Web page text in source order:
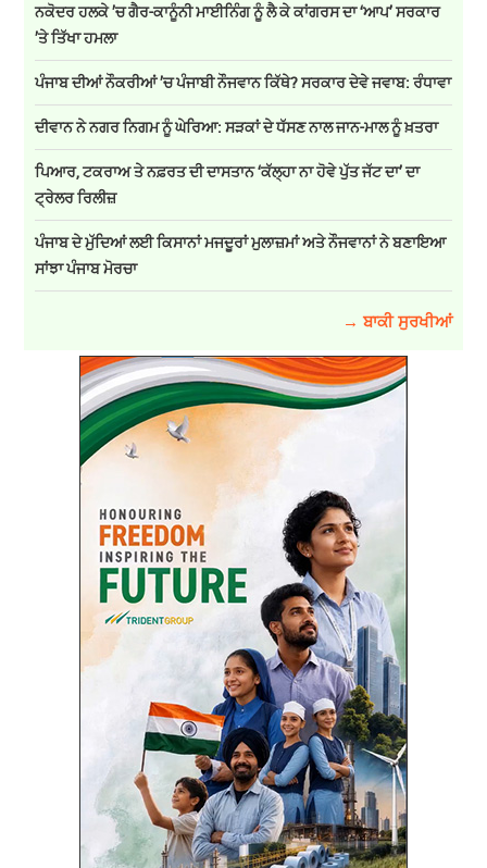
ਨਕੋਦਰ ਹਲਕੇ ’ਚ ਗੈਰ-ਕਾਨੂੰਨੀ ਮਾਈਨਿੰਗ ਨੂੰ ਲੈ ਕੇ ਕਾਂਗਰਸ ਦਾ ‘ਆਪ’ ਸਰਕਾਰ
’ਤੇ ਤਿੱਖਾ ਹਮਲਾ
ਪੰਜਾਬ ਦੀਆਂ ਨੌਕਰੀਆਂ ’ਚ ਪੰਜਾਬੀ ਨੌਜਵਾਨ ਕਿੱਥੇ? ਸਰਕਾਰ ਦੇਵੇ ਜਵਾਬ: ਰੰਧਾਵਾ
ਦੀਵਾਨ ਨੇ ਨਗਰ ਨਿਗਮ ਨੂੰ ਘੇਰਿਆ: ਸੜਕਾਂ ਦੇ ਧੱਸਣ ਨਾਲ ਜਾਨ-ਮਾਲ ਨੂੰ ਖ਼ਤਰਾ
ਪਿਆਰ, ਟਕਰਾਅ ਤੇ ਨਫ਼ਰਤ ਦੀ ਦਾਸਤਾਨ ‘ਕੱਲ੍ਹਾ ਨਾ ਹੋਵੇ ਪੁੱਤ ਜੱਟ ਦਾ’ ਦਾ
ਟ੍ਰੇਲਰ ਰਿਲੀਜ਼
ਪੰਜਾਬ ਦੇ ਮੁੱਦਿਆਂ ਲਈ ਕਿਸਾਨਾਂ ਮਜਦੂਰਾਂ ਮੁਲਾਜ਼ਮਾਂ ਅਤੇ ਨੌਜਵਾਨਾਂ ਨੇ ਬਣਾਇਆ
ਸਾਂਝਾ ਪੰਜਾਬ ਮੋਰਚਾ
→ ਬਾਕੀ ਸੁਰਖੀਆਂ